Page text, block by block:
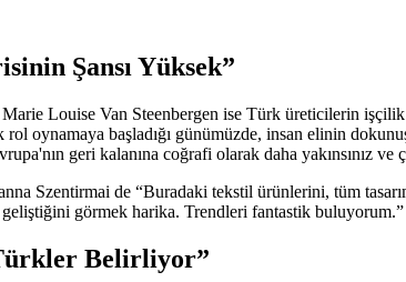
Şansı Yüksek”
Marie Louise Van Steenbergen ise Türk üreticilerin
rol oynamaya başladığı günümüzde, insan elinin
geri kalanına coğrafi olarak daha yakınsınız
Szentirmai de “Buradaki tekstil ürünlerini, tüm
görmek harika. Trendleri fantastik
Belirliyor”